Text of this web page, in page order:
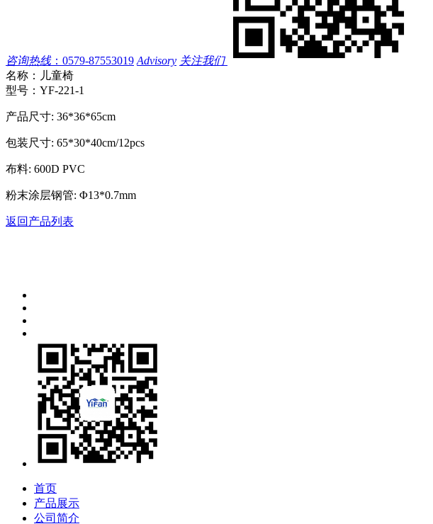
咨询热线： 0579-87553019 Advisory 关注我们
名称： 儿童椅
型号： YF-221-1
产品尺寸: 36*36*65cm
包装尺寸: 65*30*40cm/12pcs
布料: 600D PVC
粉末涂层钢管: Φ13*0.7mm
返回产品列表
首页
产品展示
公司简介